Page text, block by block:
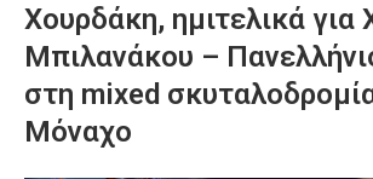
Χουρδάκη, ημιτελικά για
Μπιλανάκου –
στη mixed
Μόναχο